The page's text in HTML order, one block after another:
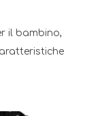
il bambino,